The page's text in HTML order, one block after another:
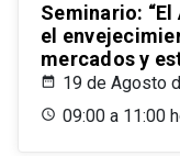
Seminario:
el
mercados y
19 de Agosto
09:00 a 11:00